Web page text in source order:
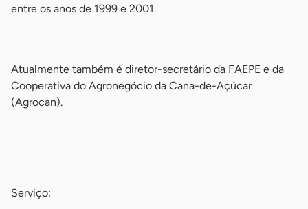
entre os anos de 1999 e 2001.
Atualmente também é diretor-secretário da FAEPE e da
Cooperativa do Agronegócio da Cana-de-Açúcar
(Agrocan).
Serviço: